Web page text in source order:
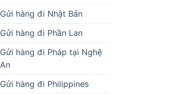
Gửi hàng đi Nhật Bản
Gửi hàng đi Phần Lan
Gửi hàng đi Pháp tại Nghệ
An
Gửi hàng đi Philippines